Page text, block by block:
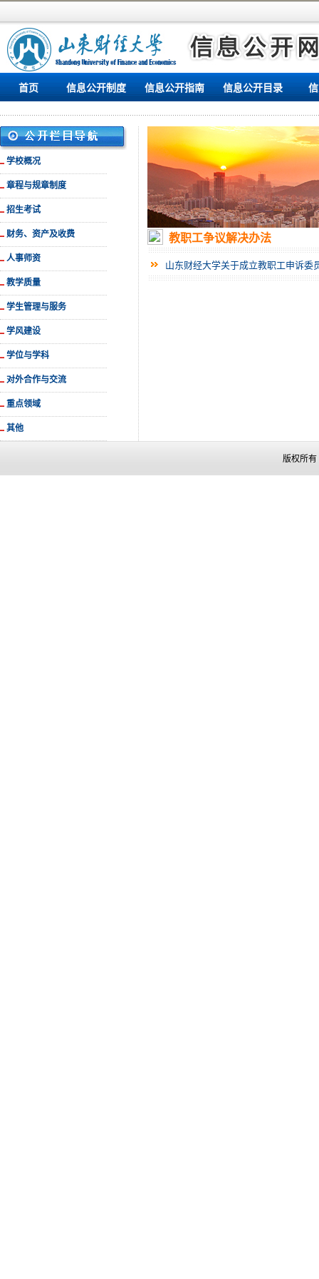
首页 信息公开制度 信息公开指南 信息公开目录
学校概况
章程与规章制度
招生考试
财务、资产及收费
人事师资
教学质量
学生管理与服务
学风建设
学位与学科
对外合作与交流
重点领域
其他
教职工争议解决办法
山东财经大学关于成立教职工申诉委
版权所